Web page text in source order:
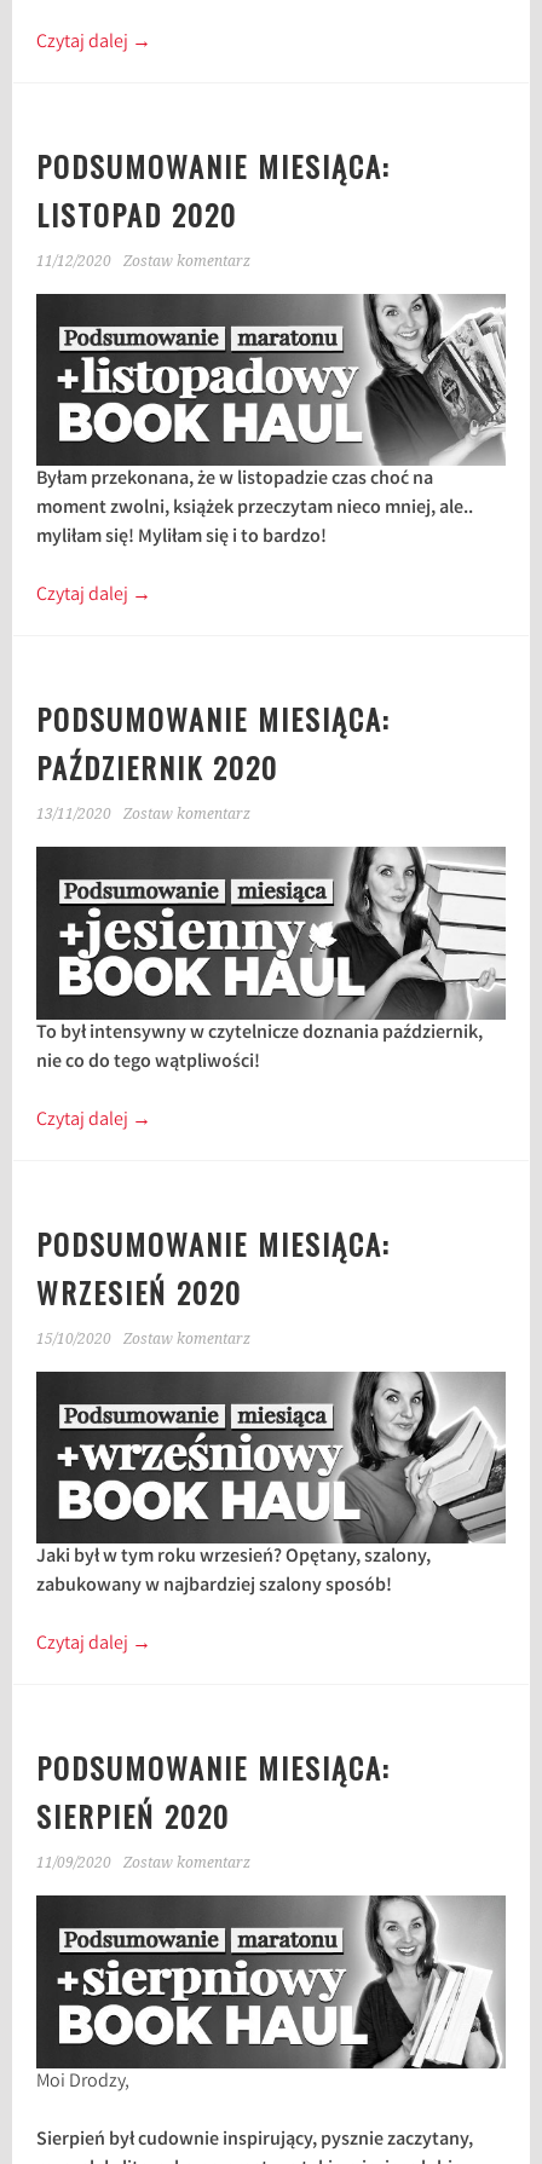
Czytaj dalej →
PODSUMOWANIE MIESIĄCA:
LISTOPAD 2020
11/12/2020 Zostaw komentarz
Byłam przekonana, że w listopadzie czas choć na
moment zwolni, książek przeczytam nieco mniej, ale..
myliłam się! Myliłam się i to bardzo!
Czytaj dalej →
PODSUMOWANIE MIESIĄCA:
PAŹDZIERNIK 2020
13/11/2020 Zostaw komentarz
To był intensywny w czytelnicze doznania październik,
nie co do tego wątpliwości!
Czytaj dalej →
PODSUMOWANIE MIESIĄCA:
WRZESIEŃ 2020
15/10/2020 Zostaw komentarz
Jaki był w tym roku wrzesień? Opętany, szalony,
zabukowany w najbardziej szalony sposób!
Czytaj dalej →
PODSUMOWANIE MIESIĄCA:
SIERPIEŃ 2020
11/09/2020 Zostaw komentarz
Moi Drodzy,
Sierpień był cudownie inspirujący, pysznie zaczytany,